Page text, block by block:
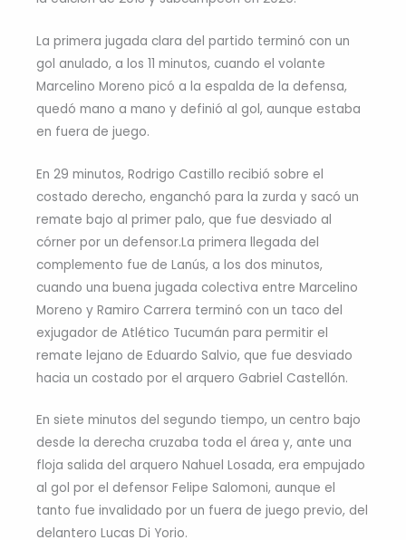
La primera jugada clara del partido terminó con un
gol anulado, a los 11 minutos, cuando el volante
Marcelino Moreno picó a la espalda de la defensa,
quedó mano a mano y definió al gol, aunque estaba
en fuera de juego.
En 29 minutos, Rodrigo Castillo recibió sobre el
costado derecho, enganchó para la zurda y sacó un
remate bajo al primer palo, que fue desviado al
córner por un defensor.La primera llegada del
complemento fue de Lanús, a los dos minutos,
cuando una buena jugada colectiva entre Marcelino
Moreno y Ramiro Carrera terminó con un taco del
exjugador de Atlético Tucumán para permitir el
remate lejano de Eduardo Salvio, que fue desviado
hacia un costado por el arquero Gabriel Castellón.
En siete minutos del segundo tiempo, un centro bajo
desde la derecha cruzaba toda el área y, ante una
floja salida del arquero Nahuel Losada, era empujado
al gol por el defensor Felipe Salomoni, aunque el
tanto fue invalidado por un fuera de juego previo, del
delantero Lucas Di Yorio.